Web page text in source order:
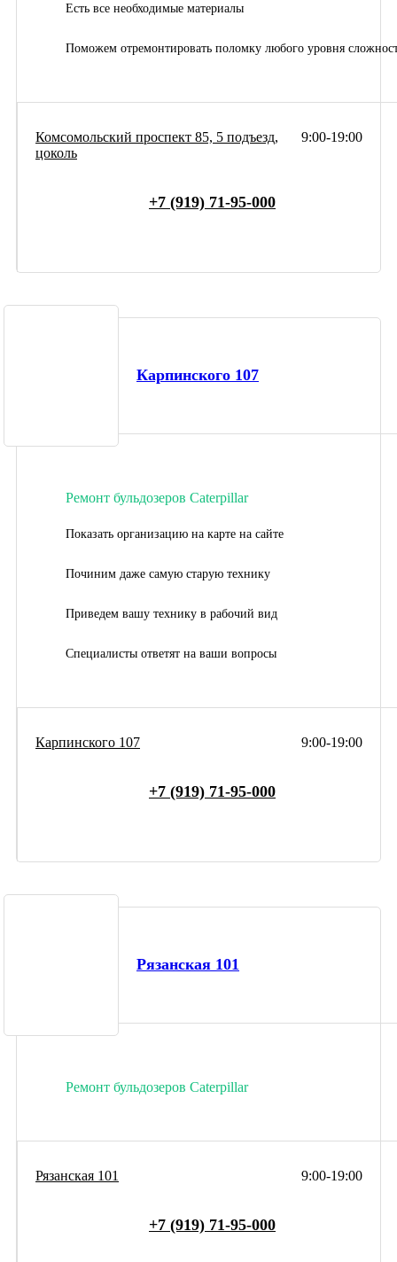
Есть все необходимые материалы
Поможем отремонтировать поломку любого уровня
9:00-19:00
Комсомольский проспект 85, 5 подъезд,
цоколь
+7 (919) 71-95-000
Карпинского 107
Ремонт бульдозеров Caterpillar
Показать организацию на карте на сайте
Починим даже самую старую технику
Приведем вашу технику в рабочий вид
Специалисты ответят на ваши вопросы
9:00-19:00
Карпинского 107
+7 (919) 71-95-000
Рязанская 101
Ремонт бульдозеров Caterpillar
9:00-19:00
Рязанская 101
+7 (919) 71-95-000